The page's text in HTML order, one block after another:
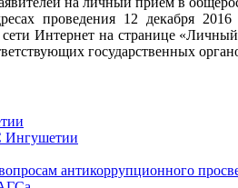
проведения 12 декабря
Интернет на странице
государственных
Ингушетии
антикоррупционного